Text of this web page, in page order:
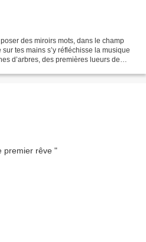
des miroirs mots, dans le champ
tes mains s’y réfléchisse la musique
d’arbres, des premières lueurs de